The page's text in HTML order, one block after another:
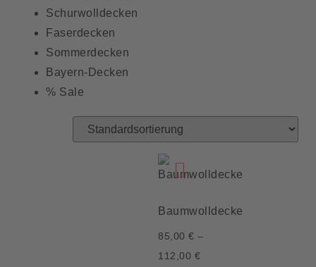
Schurwolldecken
Faserdecken
Sommerdecken
Bayern-Decken
% Sale
Baumwolldecke
85,00 € –
112,00 €